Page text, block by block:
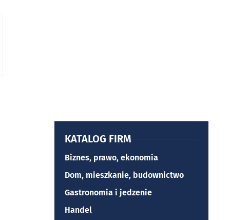
KATALOG FIRM
Biznes, prawo, ekonomia
Dom, mieszkanie, budownictwo
Gastronomia i jedzenie
Handel